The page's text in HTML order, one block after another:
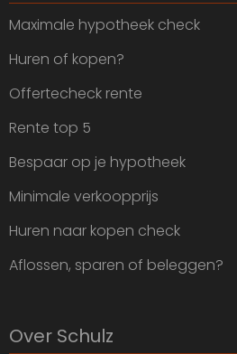
Maximale hypotheek check
Huren of kopen?
Offertecheck rente
Rente top 5
Bespaar op je hypotheek
Minimale verkoopprijs
Huren naar kopen check
Aflossen, sparen of beleggen?
Over Schulz